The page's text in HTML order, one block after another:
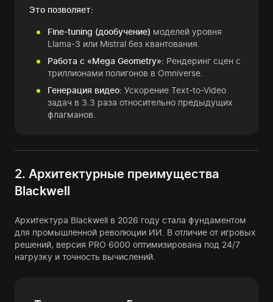
Это позволяет:
Fine-tuning (дообучение) моделей уровня
Llama-3 или Mistral без квантования.
Работа с «Mega Geometry»: Рендеринг сцен с
триллионами полигонов в Omniverse.
Генерация видео: Ускорение Text-to-Video
задач в 3.3 раза относительно предыдущих
флагманов.
2. Архитектурные преимущества
Blackwell
Архитектура Blackwell в 2026 году стала фундаментом
для промышленной революции ИИ. В отличие от игровых
решений, версия PRO 6000 оптимизирована под 24/7
нагрузку и точность вычислений.